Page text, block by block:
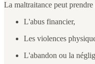
La maltraitance peut
L'abus financier,
Les violences
L'abandon ou la